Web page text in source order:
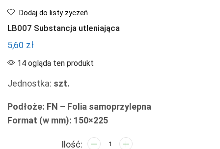
Dodaj do listy życzeń
LB007 Substancja utleniająca
5,60 zł
14 ogląda ten produkt
Jednostka: szt.
Podłoże: FN – Folia samoprzylepna
Format (w mm): 150×225
ilość